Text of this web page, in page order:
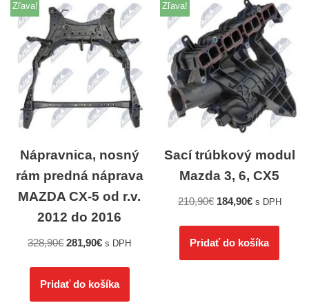
Zľava!
Nápravnica, nosný
rám predná náprava
MAZDA CX-5 od r.v.
2012 do 2016
328,90€ 281,90€ s DPH
Pridať do košíka
Zľava!
Sací trúbkový modul
Mazda 3, 6, CX5
210,90€ 184,90€ s DPH
Pridať do košíka